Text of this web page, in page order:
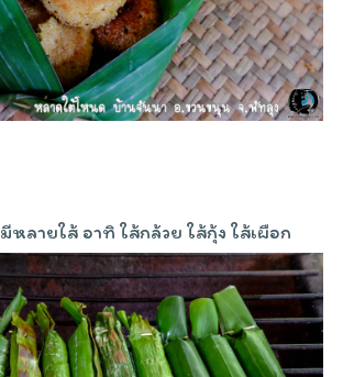
มีหลายใส้ อาทิ ใส้กล้วย ใส้กุ้ง ใส้เผือก